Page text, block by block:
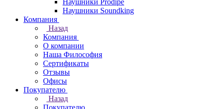
Наушники Prodipe
Наушники Soundking
Компания
Назад
Компания
О компании
Наша Философия
Сертификаты
Отзывы
Офисы
Покупателю
Назад
Покупателю